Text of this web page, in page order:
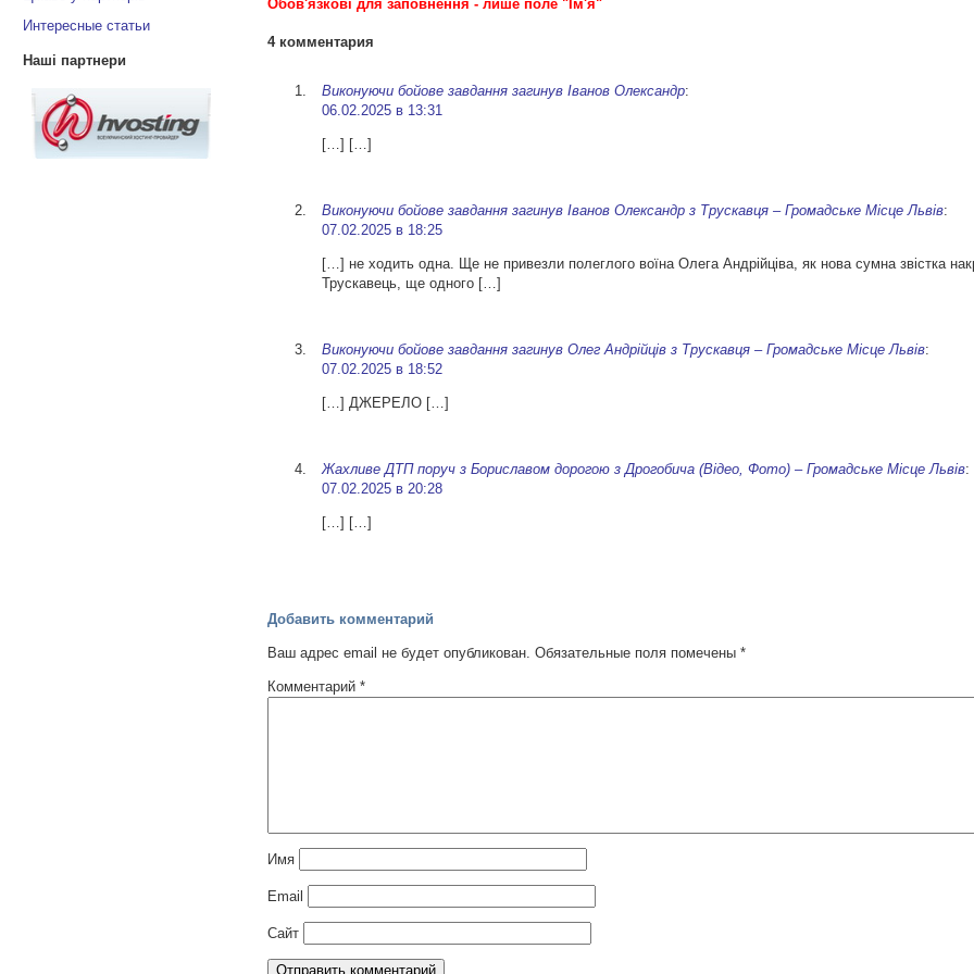
Интересные статьи
Наші партнери
Обов'язкові для заповнення - лише поле "Ім'я"
4 комментария
Виконуючи бойове завдання загинув Іванов Олександр:
06.02.2025 в 13:31
[…] […]
Виконуючи бойове завдання загинув Іванов Олександр з Трускавця – Громадське Місце Львів:
07.02.2025 в 18:25
[…] не ходить одна. Ще не привезли полеглого воїна Олега Андрійціва, як нова сумна звістка
Трускавець, ще одного […]
Виконуючи бойове завдання загинув Олег Андрійців з Трускавця – Громадське Місце Львів:
07.02.2025 в 18:52
[…] ДЖЕРЕЛО […]
Жахливе ДТП поруч з Бориславом дорогою з Дрогобича (Відео, Фото) – Громадське Місце Львів:
07.02.2025 в 20:28
[…] […]
Добавить комментарий
Ваш адрес email не будет опубликован. Обязательные поля помечены*
Комментарий*
Имя
Email
Сайт